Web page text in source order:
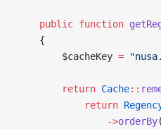
    public
function
    {
        $cacheKey
=
        return
Cache::
            return
                ->
orderBy(